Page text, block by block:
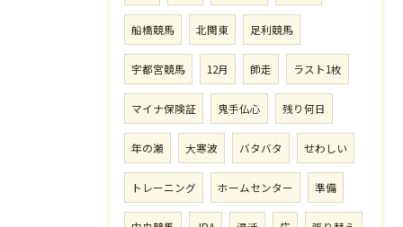
船橋競馬 北関東 足利競馬
宇都宮競馬 12月 師走 ラスト1枚
マイナ保険証 鬼手仏心 残り何日
年の瀬 大寒波 バタバタ せわしい
トレーニング ホームセンター 準備